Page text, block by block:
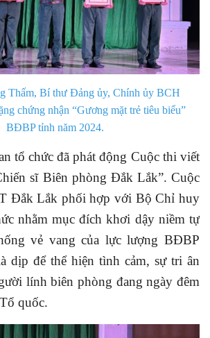
Thấm, Bí thư Đảng ủy, Chính ủy BCH
chứng nhận “Gương mặt trẻ tiêu biểu”
BĐBP tỉnh năm 2024.
tổ chức đã phát động Cuộc thi viết
sĩ Biên phòng Đắk Lắk”. Cuộc
Đắk Lắk phối hợp với Bộ Chỉ huy
nhằm mục đích khơi dậy niềm tự
vẻ vang của lực lượng BĐBP
dịp để thể hiện tình cảm, sự tri ân
lính biên phòng đang ngày đêm
quốc.